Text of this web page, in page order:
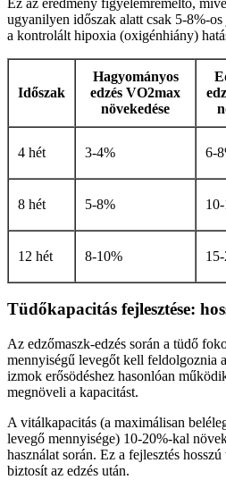
ugyanilyen időszak alatt csak 5-8%-
a kontrolált hipoxia (oxigénhiány)
Időszak
Hagyományos
edzés VO2max
növekedése
4 hét 3-4% 6-
8 hét 5-8%
12 hét 8-10%
Tüdőkapacitás fejlesztése:
Az edzőmaszk-edzés során a tüdő
mennyiségű levegőt kell feldolgoznia
izmok erősödéshez hasonlóan
megnöveli a kapacitást.
A vitálkapacitás (a maximálisan
levegő mennyisége) 10-20%-kal
használat során. Ez a fejlesztés
biztosít az edzés után.